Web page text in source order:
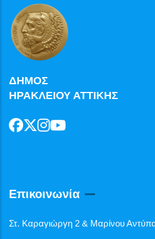
ΔΗΜΟΣ
ΗΡΑΚΛΕΙΟΥ ΑΤΤΙΚΗΣ
Επικοινωνία
Στ. Καραγιώργη 2 & Μαρίνου